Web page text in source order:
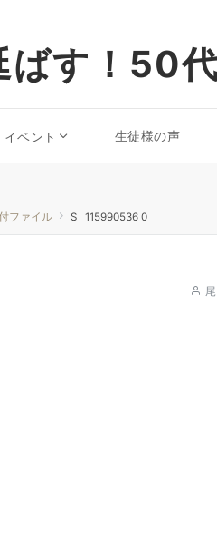
ばす！50
ベント 生徒様の声
ファイル S__115990536_0